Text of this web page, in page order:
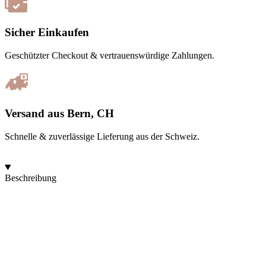
Sicher Einkaufen
Geschützter Checkout & vertrauenswürdige Zahlungen.
Versand aus Bern, CH
Schnelle & zuverlässige Lieferung aus der Schweiz.
Beschreibung